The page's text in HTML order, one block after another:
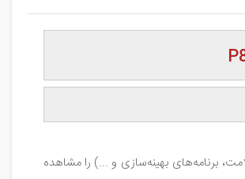
برنامه‌های بهینه‌سازی و ...) را مشاهده